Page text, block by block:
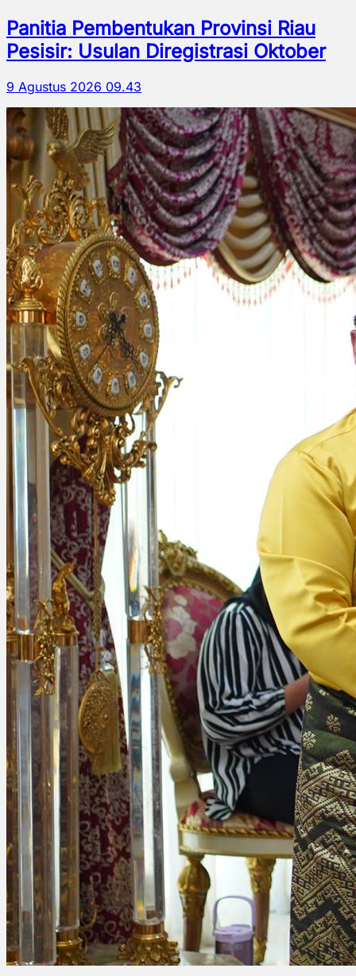
Panitia Pembentukan Provinsi Riau
Pesisir: Usulan Diregistrasi Oktober
9 Agustus 2026 09.43